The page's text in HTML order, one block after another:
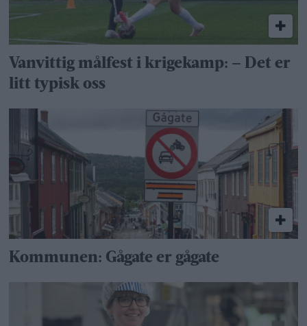
Vanvittig målfest i krigekamp: – Det er
litt typisk oss
Kommunen: Gågate er gågate